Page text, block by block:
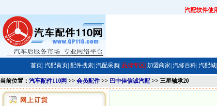
汽配软件使
首页| 汽配黄页| 配件搜索| 汽配采购| 品牌专区| 加盟商家| 汽修百科| 汽配城|
当前位置： 汽车配件110网 >> 会员配件 >> 巴中佳信诚汽配>> 三星轴承20